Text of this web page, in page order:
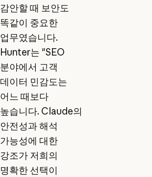
감안할 때 보안도
똑같이 중요한
업무였습니다.
Hunter는 "SEO
분야에서 고객
데이터 민감도는
어느 때보다
높습니다. Claude의
안전성과 해석
가능성에 대한
강조가 저희의
명확한 선택이